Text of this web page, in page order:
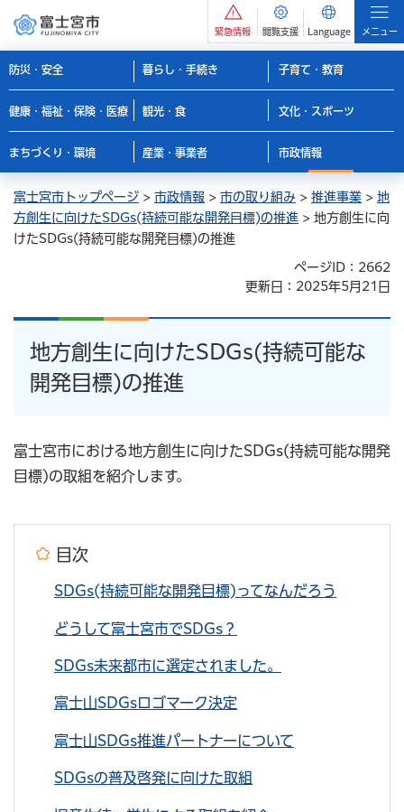
緊急情報 閲覧支援 Language メニュー
防災・安全 暮らし・手続き 子育て・教育
健康・福祉・保険・医療 観光・食 文化・スポーツ
まちづくり・環境 産業・事業者 市政情報
富士宮市トップページ > 市政情報 > 市の取り組み > 推進事業 > 地
方創生に向けたSDGs(持続可能な開発目標)の推進 > 地方創生に向
けたSDGs(持続可能な開発目標)の推進
ページID：2662
更新日：2025年5月21日
地方創生に向けたSDGs(持続可能な
開発目標)の推進
富士宮市における地方創生に向けたSDGs(持続可能な開発
目標)の取組を紹介します。
目次
SDGs(持続可能な開発目標)ってなんだろう
どうして富士宮市でSDGs？
SDGs未来都市に選定されました。
富士山SDGsロゴマーク決定
富士山SDGs推進パートナーについて
SDGsの普及啓発に向けた取組